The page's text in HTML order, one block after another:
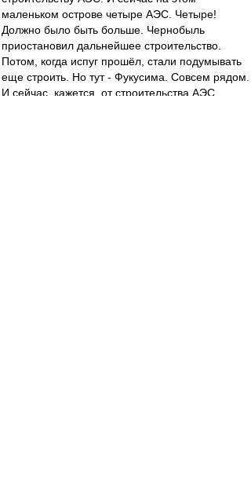
маленьком острове четыре АЭС. Четыре!
Должно было быть больше. Чернобыль
приостановил дальнейшее строительство.
Потом, когда испуг прошёл, стали подумывать
еще строить. Но тут - Фукусима. Совсем рядом.
И сейчас, кажется, от строительства АЭС